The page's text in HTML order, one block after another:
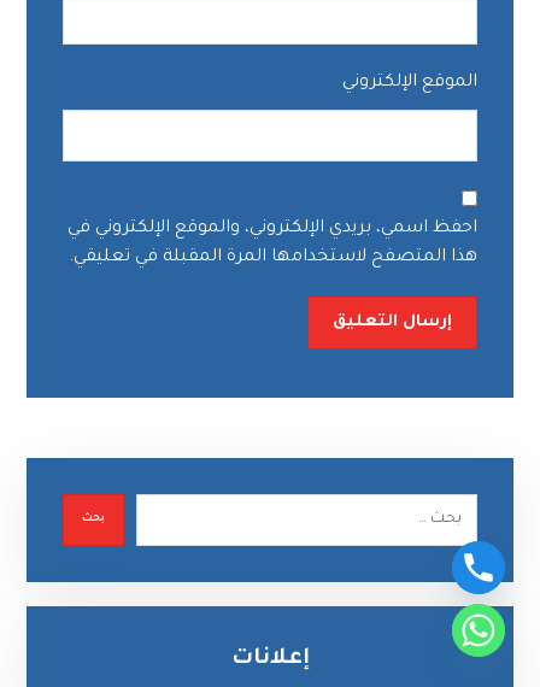
الموقع الإلكتروني
احفظ اسمي، بريدي الإلكتروني، والموقع الإلكتروني في
هذا المتصفح لاستخدامها المرة المقبلة في تعليقي.
إرسال التعليق
بحث
إعلانات